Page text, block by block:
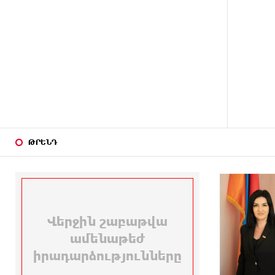
ԱՌԱՋ
իրականացվող
բռնադատավարությունը
հետևանք է. Հանրային Դաշինք
ընդդիմության անվերջանալի
պայքարում տուժում է միայն ու
միայն ՀՀ քաղաքացին. Աննա
Կոստանյան
ԹՐԵՆԴ